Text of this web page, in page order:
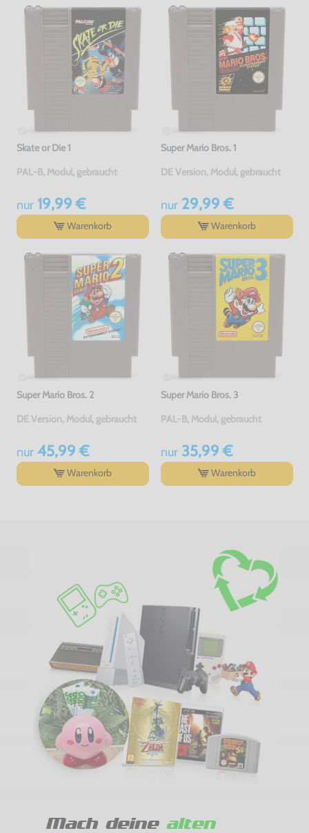
Skate or Die 1
PAL-B, Modul, gebraucht
nur19,99 €
Warenkorb
Super Mario Bros. 1
DE Version, Modul, gebraucht
nur29,99 €
Warenkorb
Super Mario Bros. 2
DE Version, Modul, gebraucht
nur45,99 €
Warenkorb
Super Mario Bros. 3
PAL-B, Modul, gebraucht
nur35,99 €
Warenkorb
Mach deine alten